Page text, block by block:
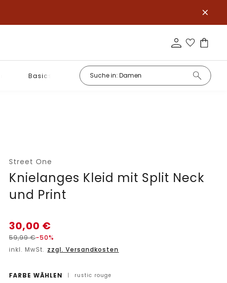
Basics
Street One
Knielanges Kleid mit Split Neck
und Print
30,00 €
59,99€-50%
inkl. MwSt. zzgl. Versandkosten
FARBE WÄHLEN | rustic rouge